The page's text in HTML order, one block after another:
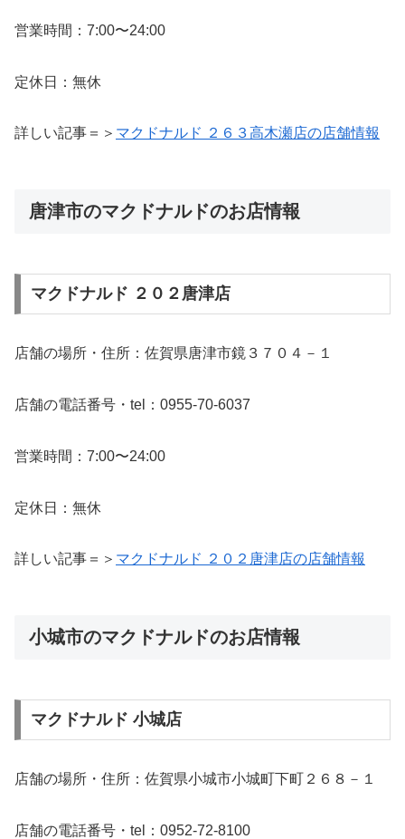
営業時間：7:00〜24:00
定休日：無休
詳しい記事＝＞ マクドナルド ２６３高木瀬店の店舗情報
唐津市のマクドナルドのお店情報
マクドナルド ２０２唐津店
店舗の場所・住所：佐賀県唐津市鏡３７０４－１
店舗の電話番号・tel：0955-70-6037
営業時間：7:00〜24:00
定休日：無休
詳しい記事＝＞ マクドナルド ２０２唐津店の店舗情報
小城市のマクドナルドのお店情報
マクドナルド 小城店
店舗の場所・住所：佐賀県小城市小城町下町２６８－１
店舗の電話番号・tel：0952-72-8100